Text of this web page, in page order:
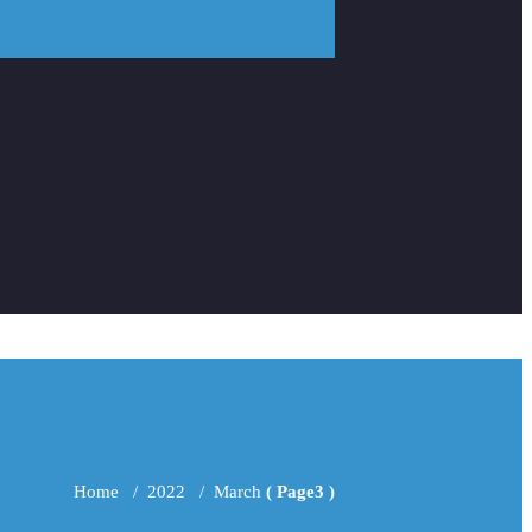
Home / 2022 / March ( Page3 )